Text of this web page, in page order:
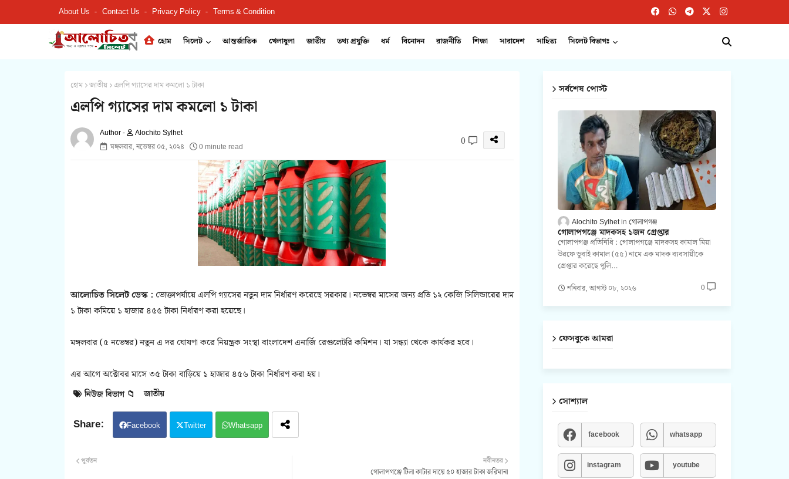
About Us Contact Us Privacy Policy Terms & Condition
হোম সিলেট আন্তর্জাতিক খেলাধুলা জাতীয় তথ্য প্রযুক্তি ধর্ম বিনোদন রাজনীতি শিক্ষা সারাদেশ সাহিত্য সিলেট বিভাগঃ
হোম জাতীয় এলপি গ্যাসের দাম কমলো ১ টাকা
এলপি গ্যাসের দাম কমলো ১ টাকা
Alochito Sylhet
মঙ্গলবার, নভেম্বর ০৫, ২০২৪
0 minute read 0
আলোচিত সিলেট ডেস্ক : ভোক্তাপর্যায়ে এলপি গ্যাসের নতুন দাম নির্ধারণ করেছে সরকার। নভেম্বর মাসের জন্য প্রতি ১২ কেজি সিলিন্ডারের দাম
১ টাকা কমিয়ে ১ হাজার ৪৫৫ টাকা নির্ধারণ করা হয়েছে।
মঙ্গলবার (৫ নভেম্বর) নতুন এ দর ঘোষণা করে নিয়ন্ত্রক সংস্থা বাংলাদেশ এনার্জি রেগুলেটরি কমিশন। যা সন্ধ্যা থেকে কার্যকর হবে।
এর আগে অক্টোবর মাসে ৩৫ টাকা বাড়িয়ে ১ হাজার ৪৫৬ টাকা নির্ধারণ করা হয়।
নিউজ বিভাগ 📁 জাতীয়
Facebook Twitter Whatsapp
নবীনতর
গোলাপগঞ্জে টিলা কাটার দায়ে ৫০ হাজার টাকা জরিমানা
পূর্বতন
সর্বশেষ পোস্ট
Alochito Sylhet গোলাপগঞ্জ
গোলাপগঞ্জে মাদকসহ ১জন গ্রেপ্তার
গোলাপগঞ্জ প্রতিনিধি : গোলাপগঞ্জে মাদকসহ কামাল মিয়া
উরফে ডুবাই কামাল (৫৫) নামে এক মাদক ব্যবসায়ীকে
গ্রেপ্তার করেছে পুলি…
শনিবার, আগস্ট ০৮, ২০২৬ 0
ফেসবুকে আমরা
সোশ্যাল
facebook whatsapp
instagram youtube